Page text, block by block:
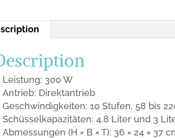
Leistung: 300 W
Antrieb: Direktantrieb
Geschwindigkeiten: 10 Stufen, 58 bis
Schüsselkapazitäten: 4,8 Liter und 3
Abmessungen (H × B × T): 36 × 24 × 37